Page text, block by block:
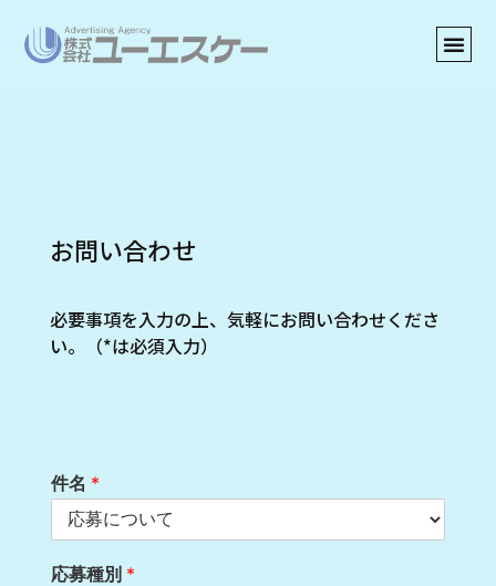
お問い合わせ
必要事項を入力の上、気軽にお問い合わせくださ
い。（*は必須入力）
件名 *
応募種別 *